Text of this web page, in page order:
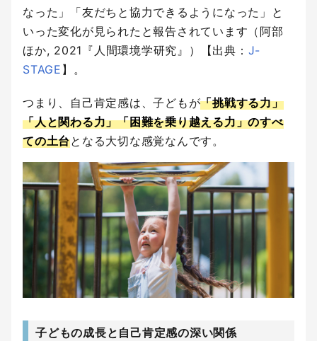
なった」「友だちと協力できるようになった」と
いった変化が見られたと報告されています（阿部
ほか, 2021『人間環境学研究』）【出典： J-
STAGE 】。
つまり、自己肯定感は、子どもが「挑戦する力」
「人と関わる力」「困難を乗り越える力」のすべ
ての土台となる大切な感覚なんです。
子どもの成長と自己肯定感の深い関係